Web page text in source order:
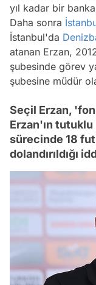
yıl kadar bir
Daha sonra
İstanbul'da
atanan Erzan,
şubesinde görev
şubesine müdür
Seçil Erzan,
Erzan'ın
sürecinde 18
dolandırıldığı